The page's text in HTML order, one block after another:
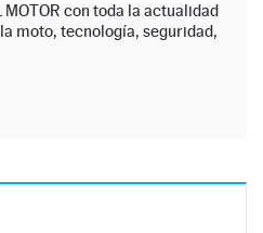
con toda la actualidad
moto, tecnología, seguridad,